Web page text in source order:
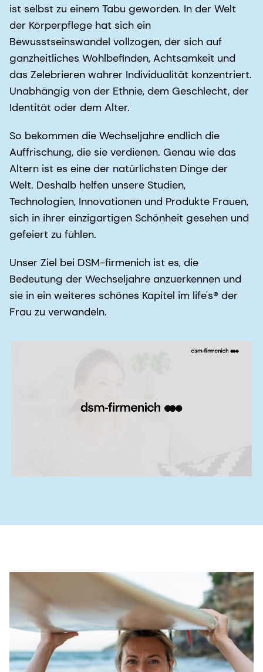
ist selbst zu einem Tabu geworden. In der Welt
der Körperpflege hat sich ein
Bewusstseinswandel vollzogen, der sich auf
ganzheitliches Wohlbefinden, Achtsamkeit und
das Zelebrieren wahrer Individualität konzentriert.
Unabhängig von der Ethnie, dem Geschlecht, der
Identität oder dem Alter.
So bekommen die Wechseljahre endlich die
Auffrischung, die sie verdienen. Genau wie das
Altern ist es eine der natürlichsten Dinge der
Welt. Deshalb helfen unsere Studien,
Technologien, Innovationen und Produkte Frauen,
sich in ihrer einzigartigen Schönheit gesehen und
gefeiert zu fühlen.
Unser Ziel bei DSM-firmenich ist es, die
Bedeutung der Wechseljahre anzuerkennen und
sie in ein weiteres schönes Kapitel im life's® der
Frau zu verwandeln.